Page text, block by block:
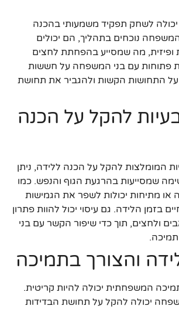
לשחק תפקיד משמעותי בהכנה
נוכחים בתהליך, הם יכולים
ופיזית, מה שמסייע בהפחתת לחצים
פתוחות עם בני המשפחה על חששות
על התחושות הקשות ולהגביר את תחושת
להקל על הכנה
המומלצות להקל על הכנה ללידה, ניתן
שמסייעות בהרגעת הגוף והנפש. כמו
או מתיחות יכולות לשפר את הגמישות
בזמן הלידה. גם עיסוי יכול להוות פתרון
ולחצים, תוך כדי שיפור הקשר עם בני
והצורך בתמיכה
המשפחתית יכולה להיות קריטית.
יכולה להקל על תחושת הבדידות